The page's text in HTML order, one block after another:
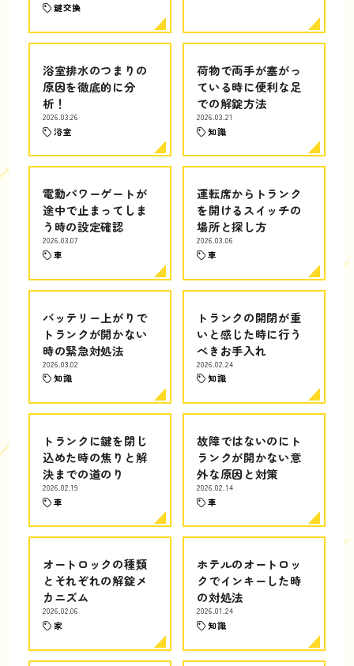
鍵交換
浴室排水のつまりの
原因を徹底的に分
析！
2026.03.26
浴室
荷物で両手が塞がっ
ている時に便利な足
での解錠方法
2026.03.21
知識
電動パワーゲートが
途中で止まってしま
う時の設定確認
2026.03.07
車
運転席からトランク
を開けるスイッチの
場所と探し方
2026.03.06
車
バッテリー上がりで
トランクが開かない
時の緊急対処法
2026.03.02
知識
トランクの開閉が重
いと感じた時に行う
べきお手入れ
2026.02.24
知識
トランクに鍵を閉じ
込めた時の焦りと解
決までの道のり
2026.02.19
車
故障ではないのにト
ランクが開かない意
外な原因と対策
2026.02.14
車
オートロックの種類
とそれぞれの解錠メ
カニズム
2026.02.06
家
ホテルのオートロッ
クでインキーした時
の対処法
2026.01.24
知識